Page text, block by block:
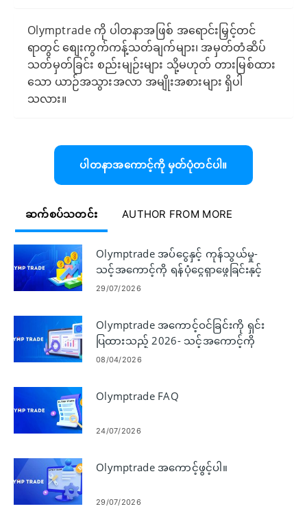
Olymptrade ကို ပါတနာအဖြစ် အရောင်းမြှင့်တင်
ရာတွင် စျေးကွက်ကန့်သတ်ချက်များ၊ အမှတ်တံဆိပ်
သတ်မှတ်ခြင်း စည်းမျဉ်းများ သို့မဟုတ် တားမြစ်ထား
သော ယာဉ်အသွားအလာ အမျိုးအစားများ ရှိပါ
သလား။
ပါတနာအကောင့်ကို မှတ်ပုံတင်ပါ။
ဆက်စပ်သတင်း AUTHOR FROM MORE
Olymptrade အပ်ငွေနှင့် ကုန်သွယ်မှု-
သင့်အကောင့်ကို ရန်ပုံငွေရှာဖွေခြင်းနှင့်
ကုန်သွယ်မှုများကို နေရာချခြင်း။
29/07/2026
Olymptrade အကောင့်ဝင်ခြင်းကို ရှင်း
ပြထားသည့် 2026- သင့်အကောင့်ကို
လုံခြုံမြန်ဆန်စွာ ဝင်ရောက်နည်း
08/04/2026
Olymptrade FAQ
24/07/2026
Olymptrade အကောင့်ဖွင့်ပါ။
29/07/2026